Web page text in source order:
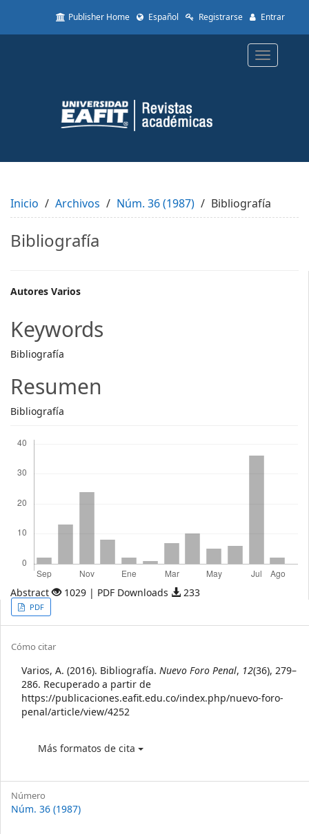
to
Content
Sidebar
Publisher Home Español Registrarse Entrar
Toggle
Inicio Archivos Núm. 36 (1987) Bibliografía
Bibliografía
Main
Article
Content
Autores Varios
Keywords
Bibliografía
Resumen
Bibliografía
Abstract 1029 | PDF Downloads 233
Article
Sidebar
PDF
Article
Details
Cómo citar
Varios, A. (2016). Bibliografía. Nuevo Foro Penal, 12(36), 279–
286. Recuperado a partir de
https://publicaciones.eafit.edu.co/index.php/nuevo-foro-
penal/article/view/4252
Más formatos de cita
Número
Núm. 36 (1987)